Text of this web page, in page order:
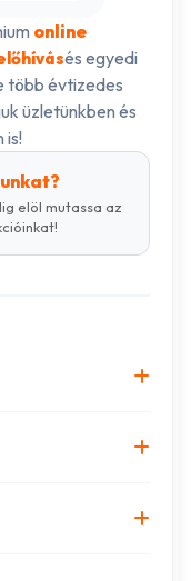
online
és egyedi
több évtizedes
üzletünkben és
is!
elöl mutassa az